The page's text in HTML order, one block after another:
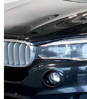
2018 BMW X5